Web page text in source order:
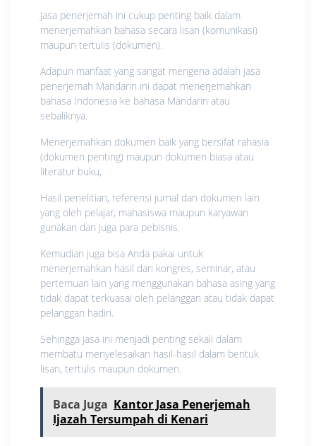
Jasa penerjemah ini cukup penting baik dalam
menerjemahkan bahasa secara lisan (komunikasi)
maupun tertulis (dokumen).
Adapun manfaat yang sangat mengena adalah jasa
penerjemah Mandarin ini dapat menerjemahkan
bahasa Indonesia ke bahasa Mandarin atau
sebaliknya.
Menerjemahkan dokumen baik yang bersifat rahasia
(dokumen penting) maupun dokumen biasa atau
literatur buku,
Hasil penelitian, referensi jurnal dan dokumen lain
yang oleh pelajar, mahasiswa maupun karyawan
gunakan dan juga para pebisnis.
Kemudian juga bisa Anda pakai untuk
menerjemahkan hasil dari kongres, seminar, atau
pertemuan lain yang menggunakan bahasa asing yang
tidak dapat terkuasai oleh pelanggan atau tidak dapat
pelanggan hadiri.
Sehingga jasa ini menjadi penting sekali dalam
membatu menyelesaikan hasil-hasil dalam bentuk
lisan, tertulis maupun dokumen.
Baca Juga Kantor Jasa Penerjemah
Ijazah Tersumpah di Kenari